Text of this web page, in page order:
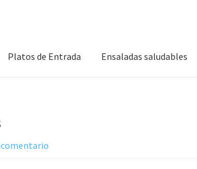
Platos de Entrada Ensaladas saludables
comentario